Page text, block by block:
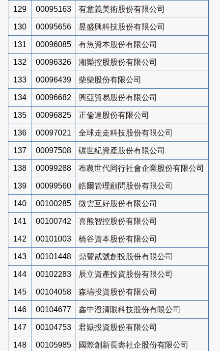
129 00095163 有意義美術股份有限公司
130 00095656 昱盛興科技股份有限公司
131 00096085 有魚資本股份有限公司
132 00096326 湘樂控股股份有限公司
133 00096439 柴柴股份有限公司
134 00096682 興亞貿易股份有限公司
135 00096825 正倫達股份有限公司
136 00097021 全球走走科技股份有限公司
137 00097508 碳世紀資產股份有限公司
138 00099288 布農世代同行社會企業股份有限公司
139 00099560 皓爾管理顧問股份有限公司
140 00100285 微雲互好股份有限公司
141 00100742 喜熊智控股份有限公司
142 00101003 橋谷資本股份有限公司
143 00101448 鼎豐貳號創投股份有限公司
144 00102283 辰立資產投資股份有限公司
145 00104058 森瑞投資股份有限公司
146 00104677 鑫中澄清眼科技股份有限公司
147 00104753 君嶽投資股份有限公司
148 00105985 國際創新長壽社企股份有限公司